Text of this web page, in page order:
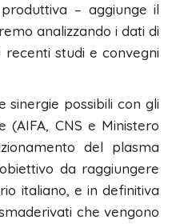
– aggiunge il
analizzando i dati di
studi e convegni
possibili con gli
CNS e Ministero
del plasma
da raggiungere
italiano, e in definitiva
che vengono